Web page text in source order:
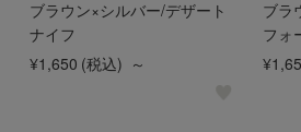
ブラウン×シルバー/デザート
ナイフ
¥1,650 (税込) ～
ブラ
フォ